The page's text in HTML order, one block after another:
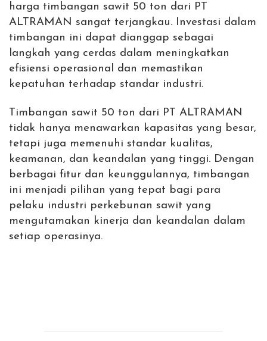
harga timbangan sawit 50 ton dari PT
ALTRAMAN sangat terjangkau. Investasi dalam
timbangan ini dapat dianggap sebagai
langkah yang cerdas dalam meningkatkan
efisiensi operasional dan memastikan
kepatuhan terhadap standar industri.
Timbangan sawit 50 ton dari PT ALTRAMAN
tidak hanya menawarkan kapasitas yang besar,
tetapi juga memenuhi standar kualitas,
keamanan, dan keandalan yang tinggi. Dengan
berbagai fitur dan keunggulannya, timbangan
ini menjadi pilihan yang tepat bagi para
pelaku industri perkebunan sawit yang
mengutamakan kinerja dan keandalan dalam
setiap operasinya.